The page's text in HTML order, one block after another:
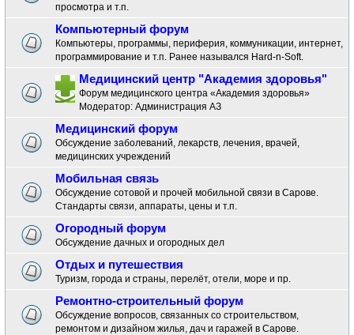
просмотра и т.п.
Компьютерный форум
Компьютеры, программы, периферия, коммуникации, интернет,
программирование и т.п. Ранее назывался Hard-n-Soft.
Медицинский центр "Академия здоровья"
Форум медицинского центра «Академия здоровья»
Модератор: Администрация АЗ
Медицинский форум
Обсуждение заболеваний, лекарств, лечения, врачей,
медицинских учреждений
Мобильная связь
Обсуждение сотовой и прочей мобильной связи в Сарове.
Стандарты связи, аппараты, цены и т.п.
Огородный форум
Обсуждение дачных и огородных дел
Отдых и путешествия
Туризм, города и страны, перелёт, отели, море и пр.
Ремонтно-строительный форум
Обсуждение вопросов, связанных со строительством,
ремонтом и дизайном жилья, дач и гаражей в Сарове.